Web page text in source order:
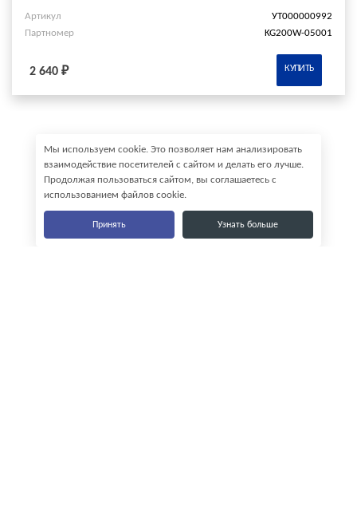
Артикул
УТ000000992
Партномер
KG200W-05001
2 640 ₽ КУПИТЬ
Мы используем cookie. Это позволяет нам анализировать
взаимодействие посетителей с сайтом и делать его лучше.
Продолжая пользоваться сайтом, вы соглашаетесь с
использованием файлов cookie.
Принять Узнать больше